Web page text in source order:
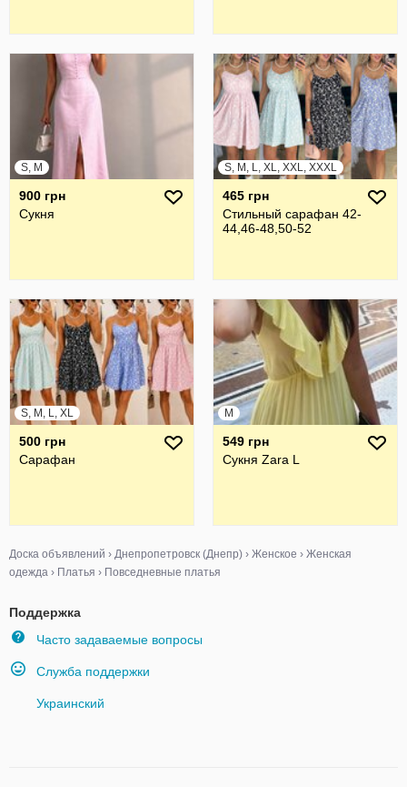
S, M
900 грн
Сукня
S, M, L, XL, XXL, XXXL
465 грн
Стильный сарафан 42-
44,46-48,50-52
S, M, L, XL
500 грн
Сарафан
M
549 грн
Сукня Zara L
Доска объявлений › Днепропетровск (Днепр) › Женское › Женская
одежда › Платья › Повседневные платья
Поддержка
Часто задаваемые вопросы
Служба поддержки
Украинский